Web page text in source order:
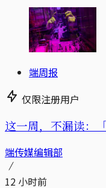
端周报
仅限注册用户
这一周，不漏读：
端传媒编辑部
12 小时前